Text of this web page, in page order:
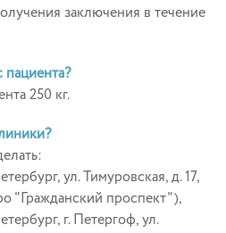
заключения в течение
пациента?
250 кг.
ул. Тимуровская, д. 17,
"Гражданский проспект"),
г. Петергоф, ул.